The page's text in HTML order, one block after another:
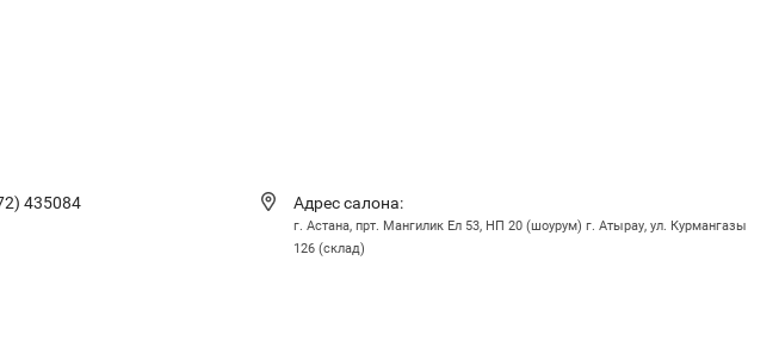
435084 Адрес салона:
г. Астана, прт. Мангилик Ел 53, НП 20 (шоурум) г. Атырау, ул. Курмангазы
126 (склад)